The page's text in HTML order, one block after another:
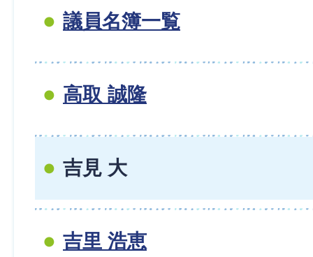
議員名簿一覧
高取 誠隆
吉見 大
吉里 浩恵